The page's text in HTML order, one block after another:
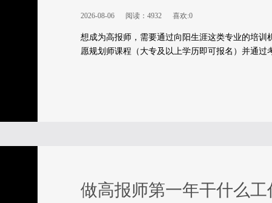
2026-08-06 阅读：4932 喜欢:0
想成为高报师，需要通过向阳生涯这类专业的培训
愿规划师课程（大专及以上学历即可报名）并通过
做高报师第一年干什么工